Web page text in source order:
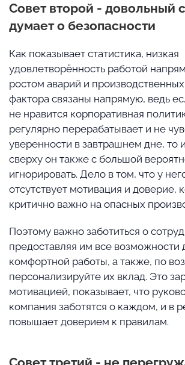
Совет второй - довольный
думает о безопасности
Как показывает статистика, низкая
удовлетворённость работой
ростом аварий и
фактора связаны напрямую, ведь
не нравится корпоративная
регулярно перерабатывает и не
уверенности в завтрашнем дне, то
сверху он также с большой
игнорировать. Дело в том, что у
отсутствует мотивация и доверие,
критично важно на опасных
Поэтому важно заботиться о
предоставляя им все возможности
комфортной работы, а также, по
персонализируйте их вклад. Это
мотивацией, показывает, что
компания заботятся о каждом, и в
повышает доверием к правилам.